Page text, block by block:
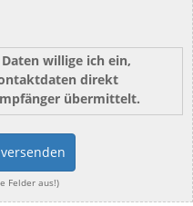
willige ich ein,
direkt
übermittelt.
Felder aus!)